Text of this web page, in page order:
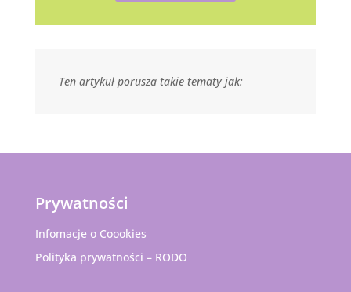
Ten artykuł porusza takie tematy jak:
Prywatności
Infomacje o Coookies
Polityka prywatności – RODO